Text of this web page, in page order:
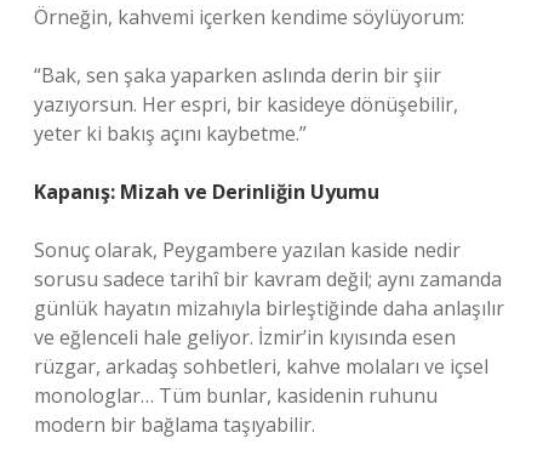
Örneğin, kahvemi içerken kendime söylüyorum:
“Bak, sen şaka yaparken aslında derin bir şiir
yazıyorsun. Her espri, bir kasideye dönüşebilir,
yeter ki bakış açını kaybetme.”
Kapanış: Mizah ve Derinliğin Uyumu
Sonuç olarak, Peygambere yazılan kaside nedir
sorusu sadece tarihî bir kavram değil; aynı zamanda
günlük hayatın mizahıyla birleştiğinde daha anlaşılır
ve eğlenceli hale geliyor. İzmir’in kıyısında esen
rüzgar, arkadaş sohbetleri, kahve molaları ve içsel
monologlar… Tüm bunlar, kasidenin ruhunu
modern bir bağlama taşıyabilir.